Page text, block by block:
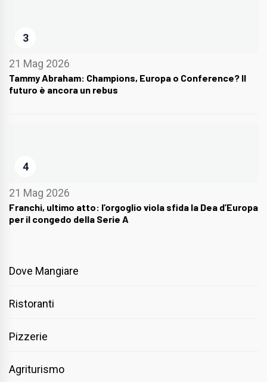
3
21 Mag 2026
Tammy Abraham: Champions, Europa o Conference? Il
futuro è ancora un rebus
4
21 Mag 2026
Franchi, ultimo atto: l’orgoglio viola sfida la Dea d’Europa
per il congedo della Serie A
Dove Mangiare
Ristoranti
Pizzerie
Agriturismo